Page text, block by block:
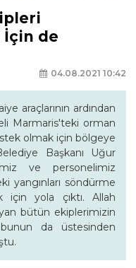
İçin de
04.08.2021 10:42
araçlarının ardından
Marmaris'teki orman
olmak için bölgeye
Başkanı Uğur
ve personelimiz
yangınları söndürme
için yola çıktı. Allah
bütün ekiplerimizin
bunun da üstesinden